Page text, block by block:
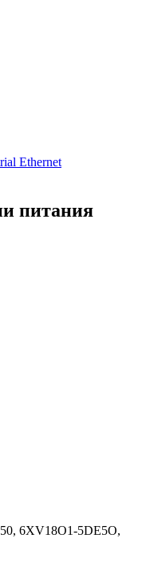
Ethernet
питания
6XV18O1-5DE5O,